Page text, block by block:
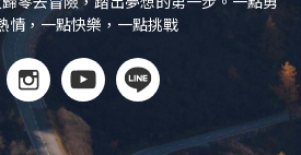
情，一點快樂，一點挑戰